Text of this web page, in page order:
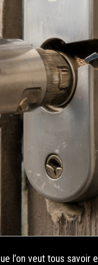
l’on veut tous savoir